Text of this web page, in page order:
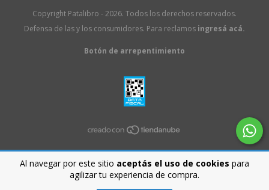
Al navegar por este sitio aceptás el uso de cookies para
agilizar tu experiencia de compra.
Copyright Patalibro - 2026. Todos los derechos reservados.
Defensa de las y los consumidores. Para reclamos ingresá acá.
Botón de arrepentimiento